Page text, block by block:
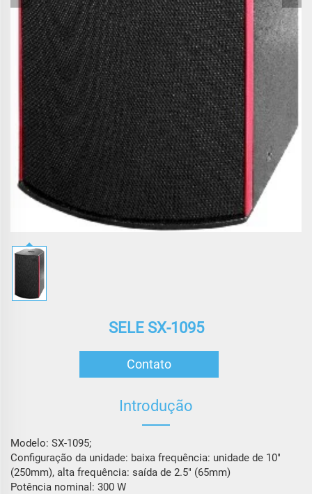
SELE SX-1095
Contato
Introdução
Modelo: SX-1095;
Configuração da unidade: baixa frequência: unidade de 10″
(250mm), alta frequência: saída de 2.5″ (65mm)
Potência nominal: 300 W